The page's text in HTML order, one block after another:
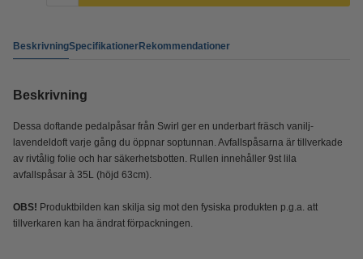
BeskrivningSpecifikationerRekommendationer
Beskrivning
Dessa doftande pedalpåsar från Swirl ger en underbart fräsch vanilj-
lavendeldoft varje gång du öppnar soptunnan. Avfallspåsarna är tillverkade
av rivtålig folie och har säkerhetsbotten. Rullen innehåller 9st lila
avfallspåsar à 35L (höjd 63cm).
OBS! Produktbilden kan skilja sig mot den fysiska produkten p.g.a. att
tillverkaren kan ha ändrat förpackningen.